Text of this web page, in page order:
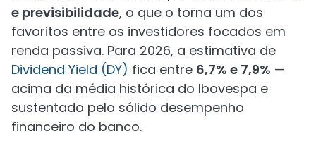
e previsibilidade, o que o torna um dos
favoritos entre os investidores focados em
renda passiva. Para 2026, a estimativa de
Dividend Yield (DY) fica entre 6,7% e 7,9% —
acima da média histórica do Ibovespa e
sustentado pelo sólido desempenho
financeiro do banco.